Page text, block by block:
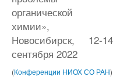
органической
химии»,
Новосибирск, 12-14
сентября 2022
(Конференции НИОХ СО РАН)